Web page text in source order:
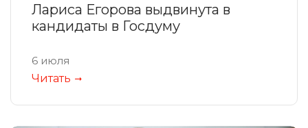
Лариса Егорова выдвинута в
кандидаты в Госдуму
6 июля
Читать